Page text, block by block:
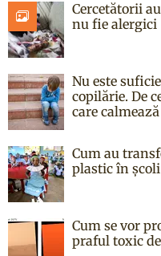
Cercetătorii
nu fie alergici
Nu este
copilărie. De
care
Cum au
plastic în
Cum se vor
praful toxic